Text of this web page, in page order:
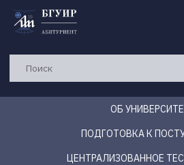
ОБ
ПОДГОТОВКА К
ЦЕНТРАЛИЗОВАННОЕ